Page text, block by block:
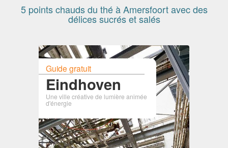
5 points chauds du thé à Amersfoort avec des
délices sucrés et salés
Guide gratuit
Eindhoven
Une ville créative de lumière animée
d'énergie